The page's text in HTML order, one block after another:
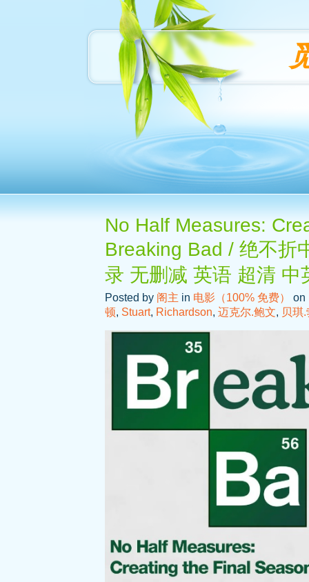
No Half Measures:
Breaking Bad / 绝不折
录 无删减 英语 超清
Posted by 阁主 in 电影（100% 免费）
on
顿, Stuart, Richardson, 迈克尔.鲍文, 贝琪